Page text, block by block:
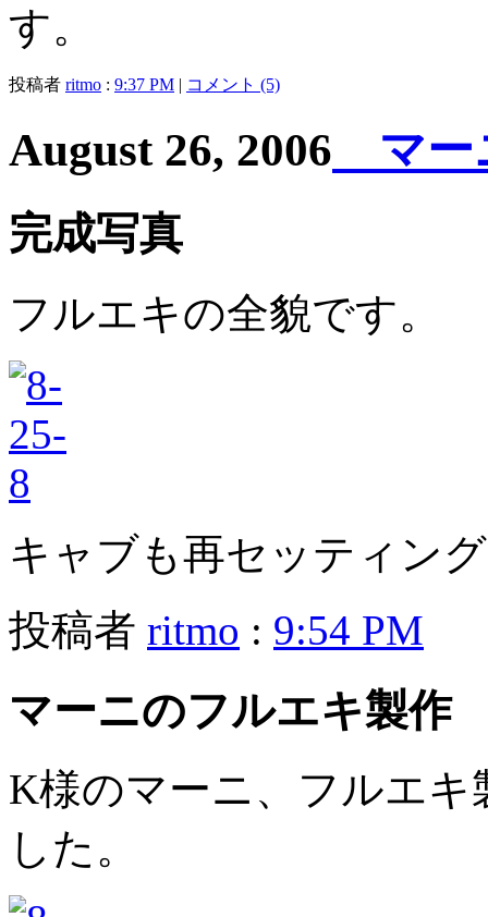
す。
投稿者 ritmo : 9:37 PM | コメント (5)
August 26, 2006 マー
完成写真
フルエキの全貌です。
キャブも再セッティン
投稿者 ritmo : 9:54 PM
マーニのフルエキ製作
K様のマーニ、フルエ
した。